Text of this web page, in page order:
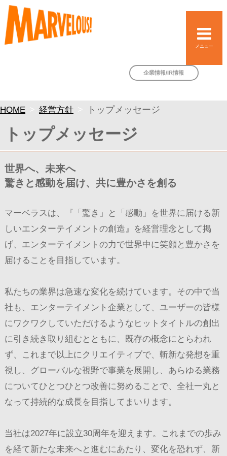
メニュー
企業情報/IR情報
HOME 経営方針 トップメッセージ
トップメッセージ
世界へ、未来へ
驚きと感動を届け、共に豊かさを創る
マーベラスは、『「驚き」と「感動」を世界に届ける新
しいエンターテイメントの創造』を経営理念として掲
げ、エンターテイメントの力で世界中に笑顔と豊かさを
届けることを目指しています。
私たちの業界は急速な変化を続けています。その中で当
社も、エンターテイメント企業として、ユーザーの皆様
にワクワクしていただけるようなヒットタイトルの創出
に引き続き取り組むとともに、既存の概念にとらわれ
ず、これまで以上にクリエイティブで、斬新な発想を重
視し、グローバルな視野で事業を展開し、あらゆる業務
についてひとつひとつ改善に努めることで、全社一丸と
なって持続的な成長を目指してまいります。
当社は2027年に設立30周年を迎えます。これまでの歩み
を経て新たな未来へと進むにあたり、変化を恐れず、新